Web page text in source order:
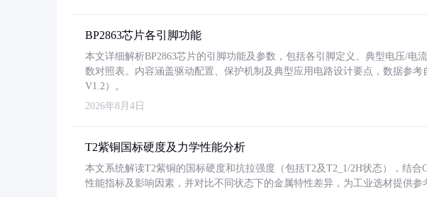
BP2863芯片各引脚功能
本文详细解析BP2863芯片的引脚功能及参数，包括各引脚定义、典型电压/电
数对照表。内容涵盖驱动配置、保护机制及典型应用电路设计要点，数据参
V1.2）。
2026年8月4日
T2紫铜国标硬度及力学性能分析
本文系统解读T2紫铜的国标硬度和抗拉强度（包括T2及T2_1/2H状态），结合
性能指标及影响因素，并对比不同状态下的金属特性差异，为工业选材提供参